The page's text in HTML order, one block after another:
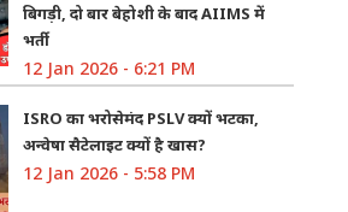
बिगड़ी, दो बार बेहोशी के बाद AIIMS में
भर्ती
12 Jan 2026 - 6:21 PM
ISRO का भरोसेमंद PSLV क्यों भटका,
अन्वेषा सैटेलाइट क्यों है खास?
12 Jan 2026 - 5:58 PM